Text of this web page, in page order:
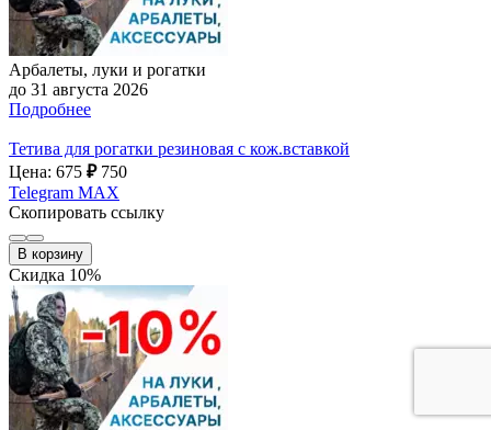
Арбалеты, луки и рогатки
до 31 августа 2026
Подробнее
Тетива для рогатки резиновая с кож.вставкой
Цена: 675 ₽ 750
Telegram MAX
Скопировать ссылку
В корзину
Скидка 10%